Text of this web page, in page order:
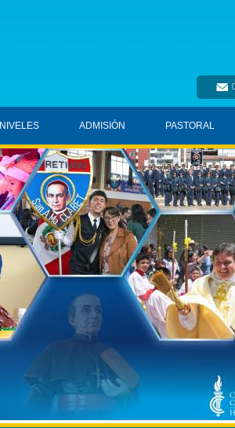
NIVELES ADMISIÓN PASTORAL